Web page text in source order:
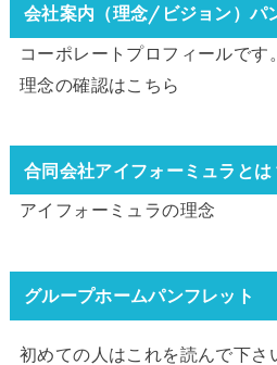
会社案内（理念/ビジョン）パ
コーポレートプロフィールです。
理念の確認はこちら
合同会社アイフォーミュラとは
アイフォーミュラの理念
グループホームパンフレット
初めての人はこれを読んで下さ